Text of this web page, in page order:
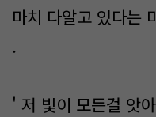
마치 다알고 있다는
.
' 저 빛이 모든걸 앗